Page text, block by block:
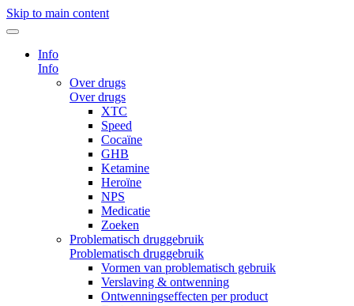
Skip to main content
Info
Info
Over drugs
Over drugs
XTC
Speed
Cocaïne
GHB
Ketamine
Heroïne
NPS
Medicatie
Zoeken
Problematisch druggebruik
Problematisch druggebruik
Vormen van problematisch gebruik
Verslaving & ontwenning
Ontwenningseffecten per product